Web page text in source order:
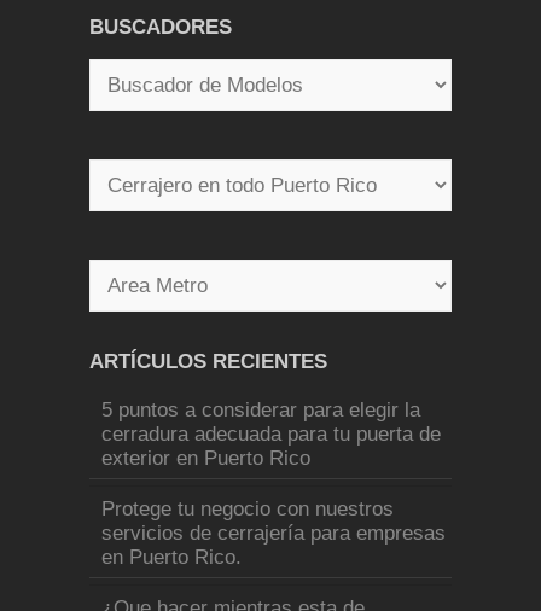
BUSCADORES
ARTÍCULOS RECIENTES
5 puntos a considerar para elegir la
cerradura adecuada para tu puerta de
exterior en Puerto Rico
Protege tu negocio con nuestros
servicios de cerrajería para empresas
en Puerto Rico.